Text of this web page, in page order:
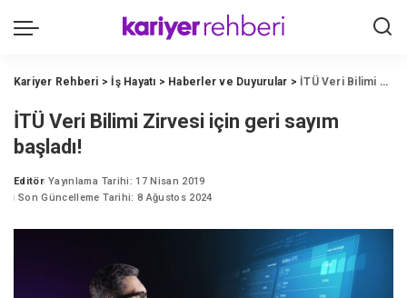
Kariyer Rehberi > İş Hayatı > Haberler ve Duyurular > İTÜ Veri Bilimi Zirvesi için geri sayım başladı!
İTÜ Veri Bilimi Zirvesi için geri sayım
başladı!
Posted
by
Editör Yayınlama Tarihi: 17 Nisan 2019
Son Güncelleme Tarihi: 8 Ağustos 2024